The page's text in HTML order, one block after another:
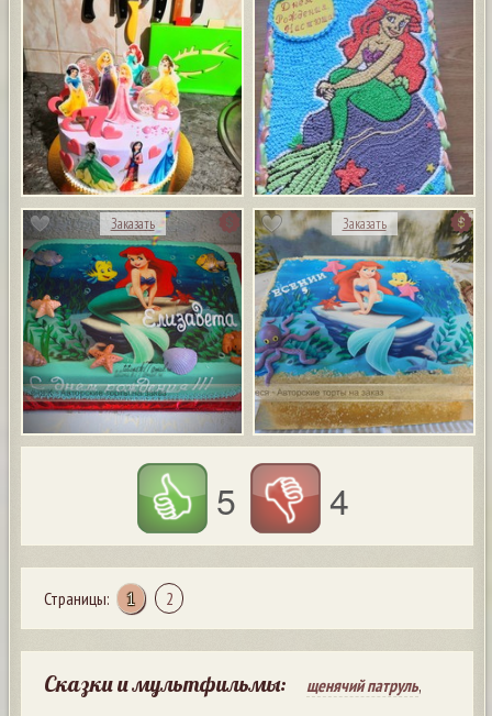
Заказать Заказать
5 4
Страницы: 1 2
Сказки и мультфильмы: щенячий патруль,